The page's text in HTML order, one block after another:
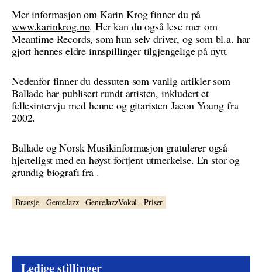
Mer informasjon om Karin Krog finner du på
www.karinkrog.no. Her kan du også lese mer om
Meantime Records, som hun selv driver, og som bl.a. har
gjort hennes eldre innspillinger tilgjengelige på nytt.
Nedenfor finner du dessuten som vanlig artikler som
Ballade har publisert rundt artisten, inkludert et
fellesintervju med henne og gitaristen Jacon Young fra
2002.
Ballade og Norsk Musikinformasjon gratulerer også
hjerteligst med en høyst fortjent utmerkelse. En stor og
grundig biografi fra .
Bransje GenreJazz GenreJazzVokal Priser
Ledige stillinger